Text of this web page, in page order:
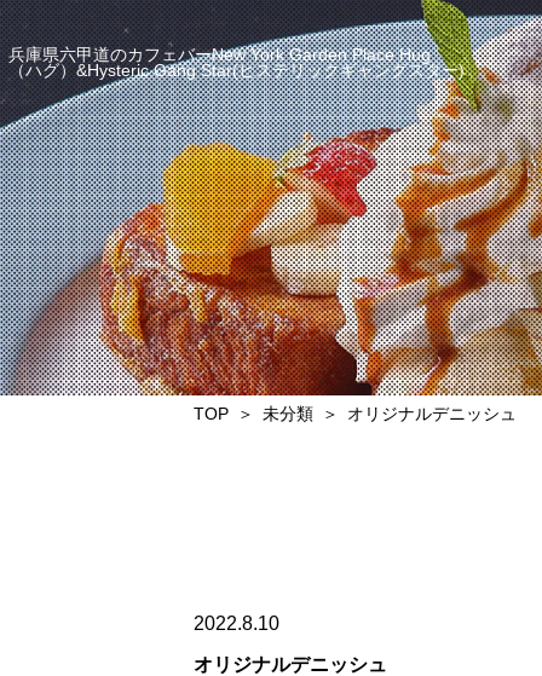
兵庫県六甲道のカフェバーNew York Garden Place Hug
（ハグ）&Hysteric Gang Star(ヒステリックギャングスター)
TOP 未分類 オリジナルデニッシュ
2022.8.10
オリジナルデニッシュ